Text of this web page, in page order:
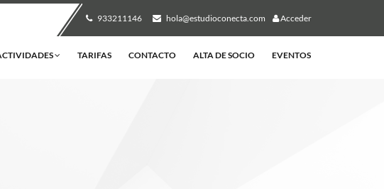
933211146 hola@estudioconecta.com Acceder
TARIFAS CONTACTO ALTA DE SOCIO EVENTOS